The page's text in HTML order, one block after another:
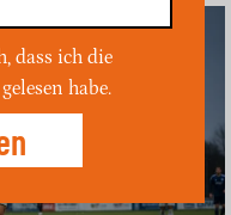
dass ich die
gelesen habe.